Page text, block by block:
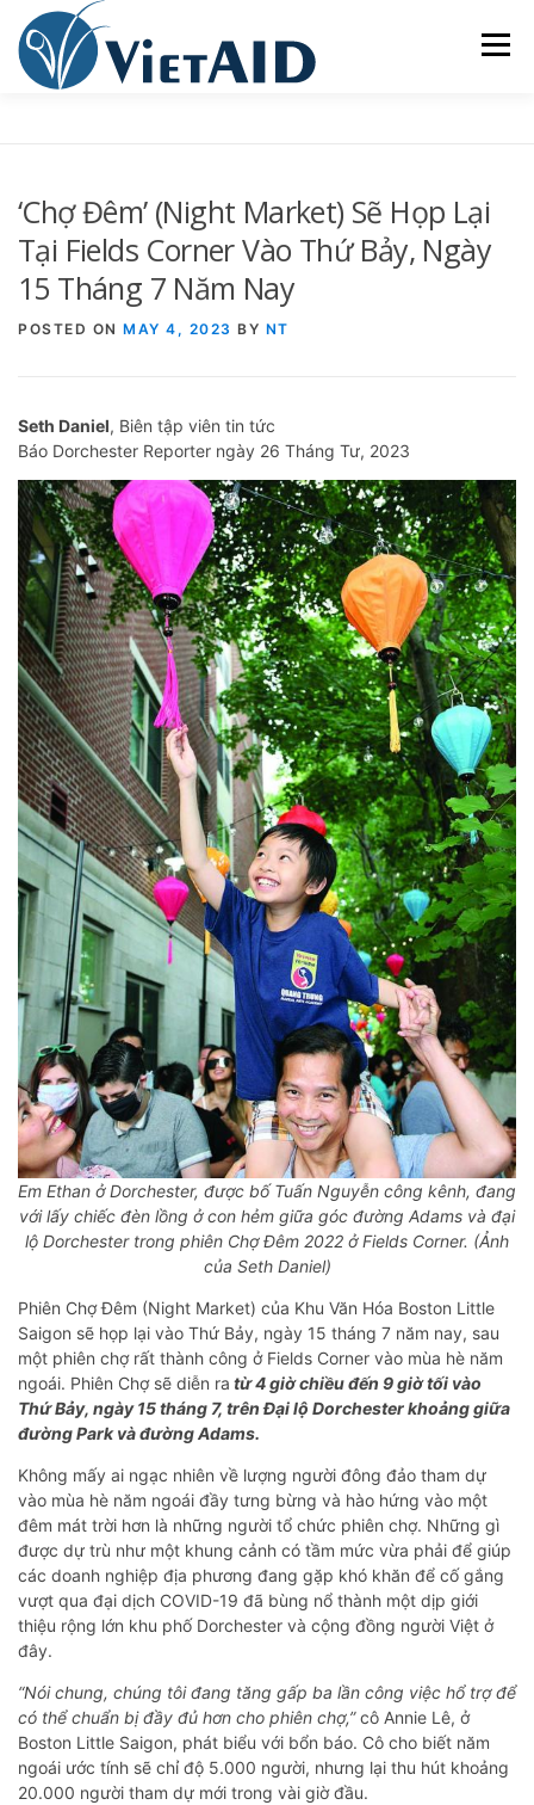
content
Menu
TRUNG TÂM CỘNG ĐỒNG SINH HOẠT
‘Chợ Đêm’ (Night Market) Sẽ Họp Lại
Tại Fields Corner Vào Thứ Bảy, Ngày
15 Tháng 7 Năm Nay
POSTED ON MAY 4, 2023 BY NT
Seth Daniel, Biên tập viên tin tức
Báo Dorchester Reporter ngày 26 Tháng Tư, 2023
Em Ethan ở Dorchester, được bố Tuấn Nguyễn công kênh, đang
với lấy chiếc đèn lồng ở con hẻm giữa góc đường Adams và đại
lộ Dorchester trong phiên Chợ Đêm 2022 ở Fields Corner. (Ảnh
của Seth Daniel)
Phiên Chợ Đêm (Night Market) của Khu Văn Hóa Boston Little
Saigon sẽ họp lại vào Thứ Bảy, ngày 15 tháng 7 năm nay, sau
một phiên chợ rất thành công ở Fields Corner vào mùa hè năm
ngoái. Phiên Chợ sẽ diễn ra từ 4 giờ chiều đến 9 giờ tối vào
Thứ Bảy, ngày 15 tháng 7, trên Đại lộ Dorchester khoảng giữa
đường Park và đường Adams.
Không mấy ai ngạc nhiên về lượng người đông đảo tham dự
vào mùa hè năm ngoái đầy tưng bừng và hào hứng vào một
đêm mát trời hơn là những người tổ chức phiên chợ. Những gì
được dự trù như một khung cảnh có tầm mức vừa phải để giúp
các doanh nghiệp địa phương đang gặp khó khăn để cố gắng
vượt qua đại dịch COVID-19 đã bùng nổ thành một dịp giới
thiệu rộng lớn khu phố Dorchester và cộng đồng người Việt ở
đây.
“Nói chung, chúng tôi đang tăng gấp ba lần công việc hổ trợ để
có thể chuẩn bị đầy đủ hơn cho phiên chợ,”cô Annie Lê, ở
Boston Little Saigon, phát biểu với bổn báo. Cô cho biết năm
ngoái ước tính sẽ chỉ độ 5.000 người, nhưng lại thu hút khoảng
20.000 người tham dự mới trong vài giờ đầu.